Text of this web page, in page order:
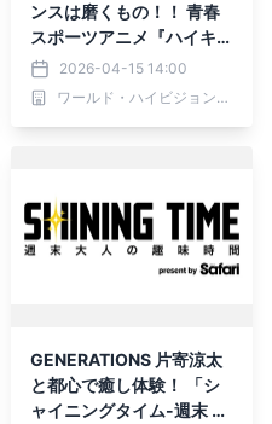
ンスは磨くもの！！ 青春
スポーツアニメ『ハイキュ
ー!! 劇場版 総集編』を4週
連続放送 5月10日スター
ト BS12 トゥエルビ「日
2026-04-15 14:00
ワールド・ハイビジョン・チャンネル株式会社
GENERATIONS 片寄涼太
と都心で癒し体験！ 「シ
ャイニングタイム-週末 大